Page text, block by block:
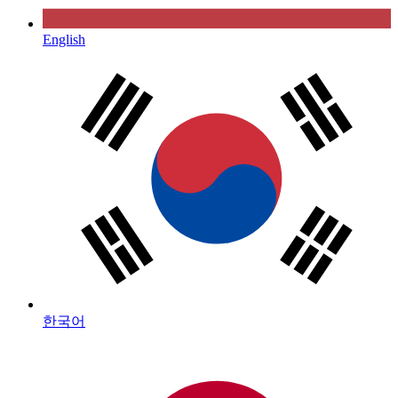
English
한국어